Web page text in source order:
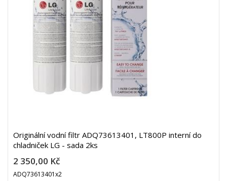
Originální vodní filtr ADQ73613401, LT800P interní do
chladniček LG - sada 2ks
2 350,00 Kč
ADQ73613401x2